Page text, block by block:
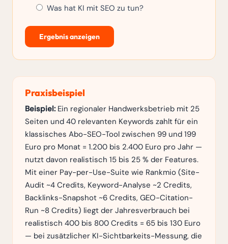
Was hat KI mit SEO zu tun?
Ergebnis anzeigen
Praxisbeispiel
Beispiel:Ein regionaler Handwerksbetrieb mit 25
Seiten und 40 relevanten Keywords zahlt für ein
klassisches Abo-SEO-Tool zwischen 99 und 199
Euro pro Monat = 1.200 bis 2.400 Euro pro Jahr —
nutzt davon realistisch 15 bis 25 % der Features.
Mit einer Pay-per-Use-Suite wie Rankmio (Site-
Audit ~4 Credits, Keyword-Analyse ~2 Credits,
Backlinks-Snapshot ~6 Credits, GEO-Citation-
Run ~8 Credits) liegt der Jahresverbrauch bei
realistisch 400 bis 800 Credits = 65 bis 130 Euro
— bei zusätzlicher KI-Sichtbarkeits-Messung, die